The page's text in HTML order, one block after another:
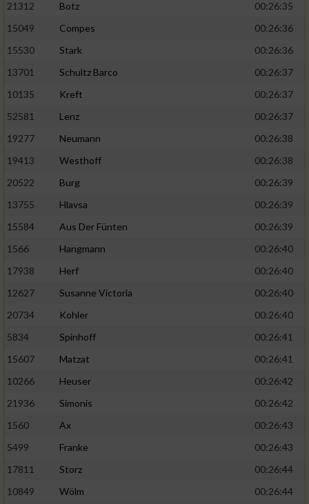
21312 Botz
00:26:35
15049
Compes
00:26:36
15530
Stark
00:26:36
13701
Schultz Barco
00:26:37
10135
Kreft
00:26:37
52581
Lenz
00:26:37
19277
Neumann
00:26:38
19413
Westhoff
00:26:38
20522
Burg
00:26:39
13755
Hlavsa
00:26:39
15584
Aus Der Fünten
00:26:39
1566
Hangmann
00:26:40
17938
Herf
00:26:40
12627
Susanne Victoria
00:26:40
20734
Kohler
00:26:40
5834
Spinhoff
00:26:41
15607
Matzat
00:26:41
10266
Heuser
00:26:42
21936
Simonis
00:26:42
1560
Ax
00:26:43
5499
Franke
00:26:43
17811
Storz
00:26:44
10849
Wölm
00:26:44